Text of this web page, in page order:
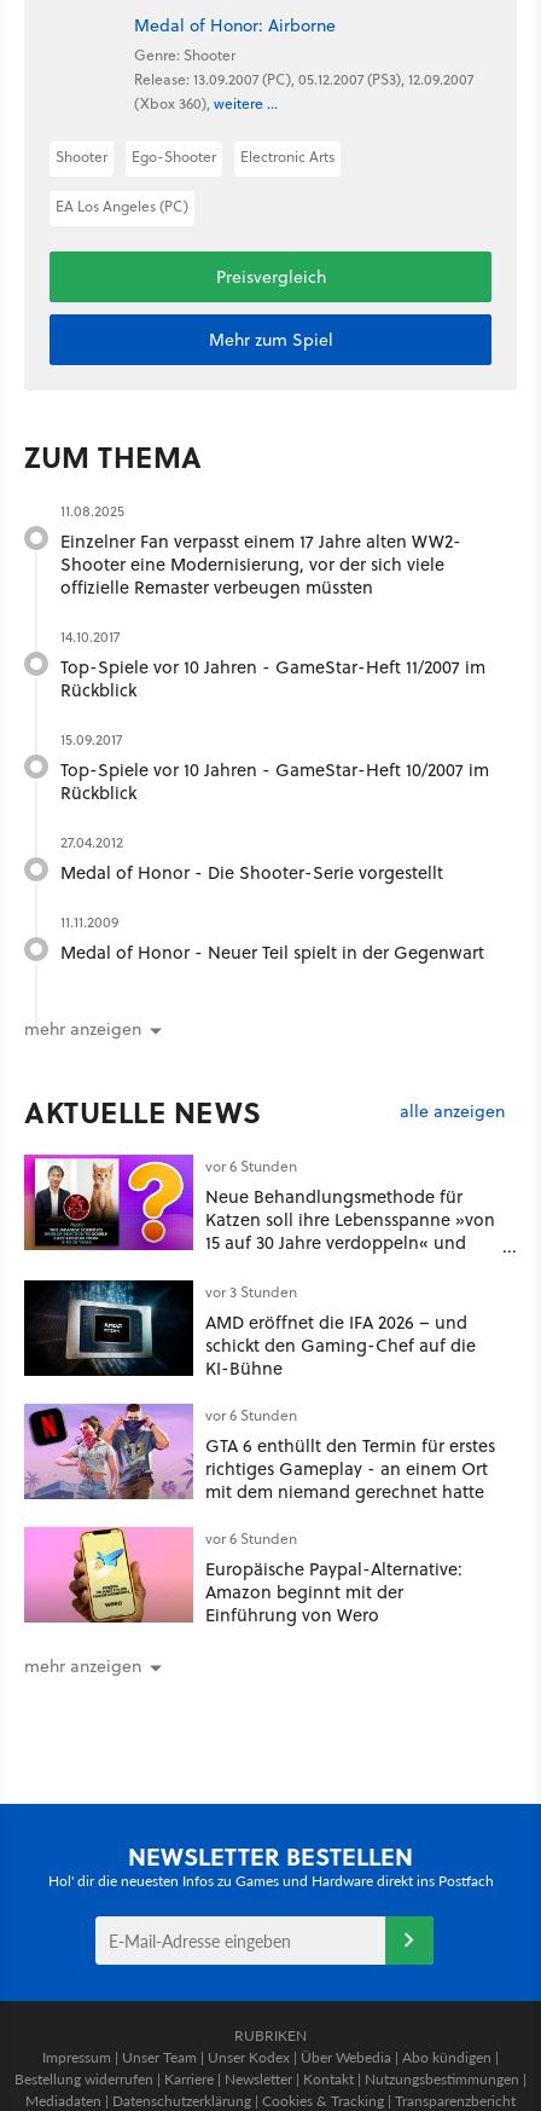
Medal of Honor: Airborne
Genre: Shooter
Release: 13.09.2007 (PC), 05.12.2007 (PS3), 12.09.2007
(Xbox 360), weitere ...
Shooter Ego-Shooter Electronic Arts
EA Los Angeles (PC)
Preisvergleich
Mehr zum Spiel
ZUM THEMA
11.08.2025
Einzelner Fan verpasst einem 17 Jahre alten WW2-
Shooter eine Modernisierung, vor der sich viele
offizielle Remaster verbeugen müssten
14.10.2017
Top-Spiele vor 10 Jahren - GameStar-Heft 11/2007 im
Rückblick
15.09.2017
Top-Spiele vor 10 Jahren - GameStar-Heft 10/2007 im
Rückblick
27.04.2012
Medal of Honor - Die Shooter-Serie vorgestellt
11.11.2009
Medal of Honor - Neuer Teil spielt in der Gegenwart
mehr anzeigen
AKTUELLE NEWS alle anzeigen
vor 6 Stunden
Neue Behandlungsmethode für
Katzen soll ihre Lebensspanne »von
15 auf 30 Jahre verdoppeln« und
kritisch damit auseinander
vor 3 Stunden
AMD eröffnet die IFA 2026 – und
schickt den Gaming-Chef auf die
KI-Bühne
vor 6 Stunden
GTA 6 enthüllt den Termin für erstes
richtiges Gameplay - an einem Ort
mit dem niemand gerechnet hatte
vor 6 Stunden
Europäische Paypal-Alternative:
Amazon beginnt mit der
Einführung von Wero
mehr anzeigen
NEWSLETTER BESTELLEN
Hol' dir die neuesten Infos zu Games und Hardware direkt ins Postfach
RUBRIKEN
Impressum | Unser Team | Unser Kodex | Über Webedia | Abo kündigen |
Bestellung widerrufen | Karriere | Newsletter | Kontakt | Nutzungsbestimmungen |
Mediadaten | Datenschutzerklärung | Cookies & Tracking | Transparenzbericht